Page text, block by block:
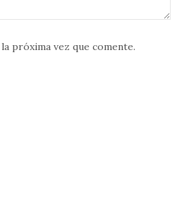
próxima vez que comente.